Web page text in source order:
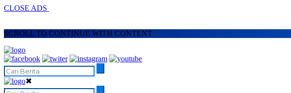
CLOSE ADS
SCROLL TO CONTINUE WITH CONTENT
✖